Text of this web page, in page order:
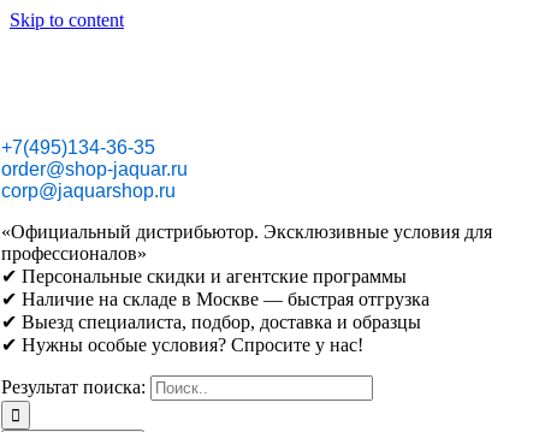
Skip to content
+7(495)134-36-35
order@shop-jaquar.ru
corp@jaquarshop.ru
«Официальный дистрибьютор. Эксклюзивные условия для
профессионалов»
✔ Персональные скидки и агентские программы
✔ Наличие на складе в Москве — быстрая отгрузка
✔ Выезд специалиста, подбор, доставка и образцы
✔ Нужны особые условия? Спросите у нас!
Результат поиска: